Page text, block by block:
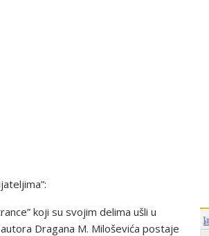
koji su svojim delima ušli u
Dragana M. Miloševića postaje